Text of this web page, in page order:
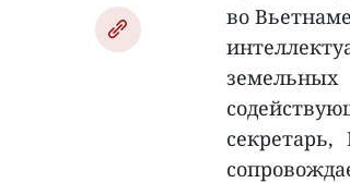
во
земельных